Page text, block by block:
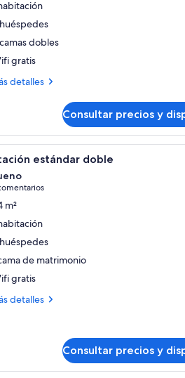
dobles
gratis
detalles
Consultar precios y
grande, un escritorio y vistas a un edificio
Una habitación
estándar doble
10
m²
de matrimonio
gratis
detalles
Consultar precios y